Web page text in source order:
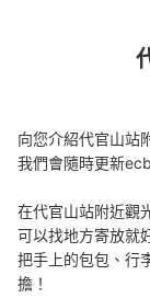
向您介紹代官山站
我們會隨時更新
在代官山站附近觀
可以找地方寄放就
把手上的包包、行
擔！